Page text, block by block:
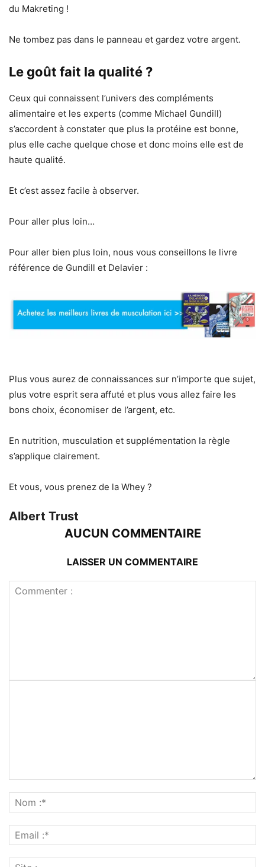
du Makreting !
Ne tombez pas dans le panneau et gardez votre argent.
Le goût fait la qualité ?
Ceux qui connaissent l’univers des compléments
alimentaire et les experts (comme Michael Gundill)
s’accordent à constater que plus la protéine est bonne,
plus elle cache quelque chose et donc moins elle est de
haute qualité.
Et c’est assez facile à observer.
Pour aller plus loin…
Pour aller bien plus loin, nous vous conseillons le livre
référence de Gundill et Delavier :
Plus vous aurez de connaissances sur n’importe que sujet,
plus votre esprit sera affuté et plus vous allez faire les
bons choix, économiser de l’argent, etc.
En nutrition, musculation et supplémentation la règle
s’applique clairement.
Et vous, vous prenez de la Whey ?
Albert Trust
AUCUN COMMENTAIRE
LAISSER UN COMMENTAIRE